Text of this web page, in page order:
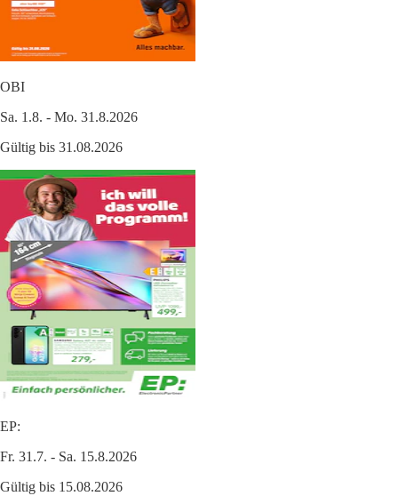
OBI
Sa. 1.8. - Mo. 31.8.2026
Gültig bis 31.08.2026
EP:
Fr. 31.7. - Sa. 15.8.2026
Gültig bis 15.08.2026